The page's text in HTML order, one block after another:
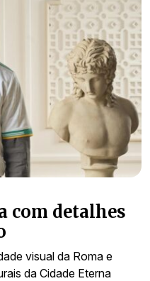
com detalhes
visual da Roma e
da Cidade Eterna